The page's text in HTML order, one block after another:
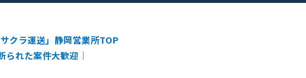
クラ運送」静岡営業所TOP
られた案件大歓迎｜